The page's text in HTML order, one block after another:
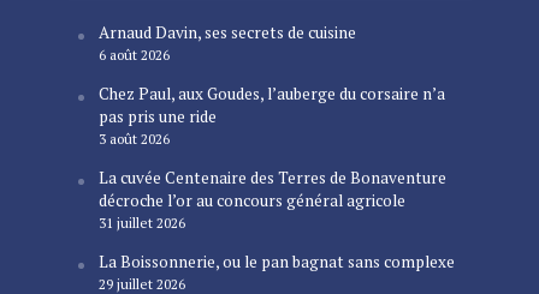
Arnaud Davin, ses secrets de cuisine
6 août 2026
Chez Paul, aux Goudes, l’auberge du corsaire n’a
pas pris une ride
3 août 2026
La cuvée Centenaire des Terres de Bonaventure
décroche l’or au concours général agricole
31 juillet 2026
La Boissonnerie, ou le pan bagnat sans complexe
29 juillet 2026